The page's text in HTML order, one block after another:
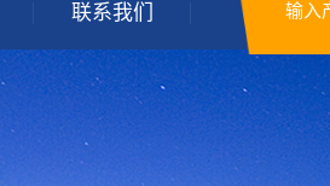
联系我们